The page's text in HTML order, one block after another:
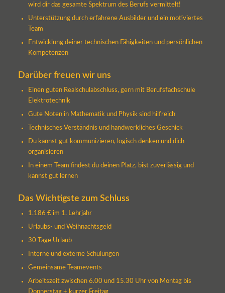
wird dir das gesamte Spektrum des Berufs vermittelt!
Unterstützung durch erfahrene Ausbilder und ein motiviertes
Team
Entwicklung deiner technischen Fähigkeiten und persönlichen
Kompetenzen
Darüber freuen wir uns
Einen guten Realschulabschluss, gern mit Berufsfachschule
Elektrotechnik
Gute Noten in Mathematik und Physik sind hilfreich
Technisches Verständnis und handwerkliches Geschick
Du kannst gut kommunizieren, logisch denken und dich
organisieren
In einem Team findest du deinen Platz, bist zuverlässig und
kannst gut lernen
Das Wichtigste zum Schluss
1.186 € im 1. Lehrjahr
Urlaubs- und Weihnachtsgeld
30 Tage Urlaub
Interne und externe Schulungen
Gemeinsame Teamevents
Arbeitszeit zwischen 6.00 und 15.30 Uhr von Montag bis